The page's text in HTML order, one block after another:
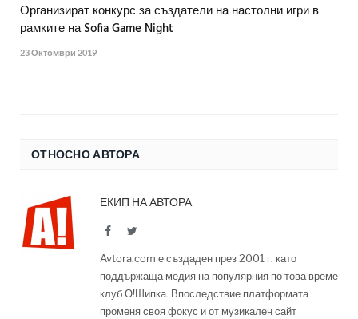
Организират конкурс за създатели на настолни игри в
рамките на Sofia Game Night
23 Октомври 2019
ОТНОСНО АВТОРА
ЕКИП НА АВТОРА
FacebookTwitter
Avtora.com е създаден през 2001 г. като
поддържаща медия на популярния по това време
клуб О!Шипка. Впоследствие платформата
променя своя фокус и от музикален сайт